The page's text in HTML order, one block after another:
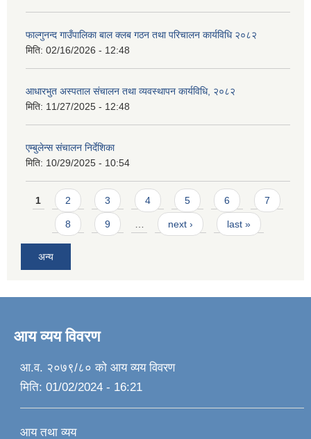
फाल्गुनन्द गाउँपालिका बाल क्लब गठन तथा परिचालन कार्यविधि २०८२
मिति: 02/16/2026 - 12:48
आधारभुत अस्पताल संचालन तथा व्यवस्थापन कार्यविधि, २०८२
मिति: 11/27/2025 - 12:48
एम्बुलेन्स संचालन निर्देशिका
मिति: 10/29/2025 - 10:54
Pages
1 2 3 4 5 6 7
8 9 next › last »
अन्य
आय व्यय विवरण
आ.व. २०७९/८० को आय व्यय विवरण
मिति: 01/02/2024 - 16:21
आय तथा व्यय